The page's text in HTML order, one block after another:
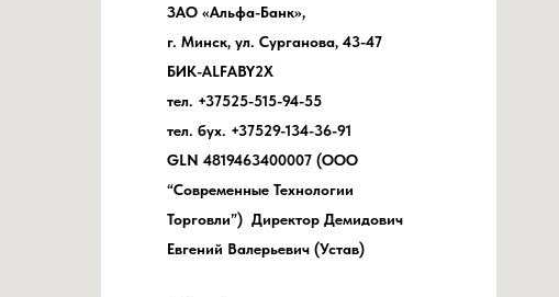
ЗАО «Альфа-Банк»,
г. Минск, ул. Сурганова, 43-47
БИК-ALFABY2X
тел. +37525-515-94-55
тел. бух. +37529-134-36-91
GLN 4819463400007 (ООО
“Современные Технологии
Торговли”) Директор Демидович
Евгений Валерьевич (Устав)